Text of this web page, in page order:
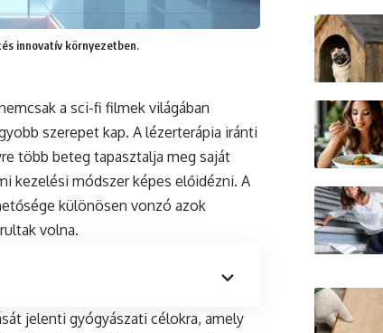
innovatív környezetben.
a sci-fi filmek világában
szerepet kap. A lézerterápia iránti
több beteg tapasztalja meg saját
kezelési módszer képes előidézni. A
különösen vonzó azok
volna.
jelenti gyógyászati célokra, amely